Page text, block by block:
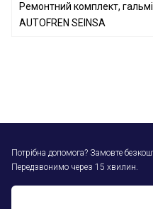
Ремонтний комплект,
AUTOFREN SEINSA
Потрібна допомога? Замовте
Передзвонимо через 15 хвилин.